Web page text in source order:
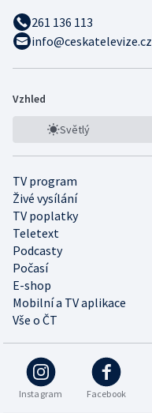
261 136 113
info@ceskatelevize.cz
Vzhled
Světlý
TV program
Živé vysílání
TV poplatky
Teletext
Podcasty
Počasí
E-shop
Mobilní a TV aplikace
Vše o ČT
Instagram Facebook